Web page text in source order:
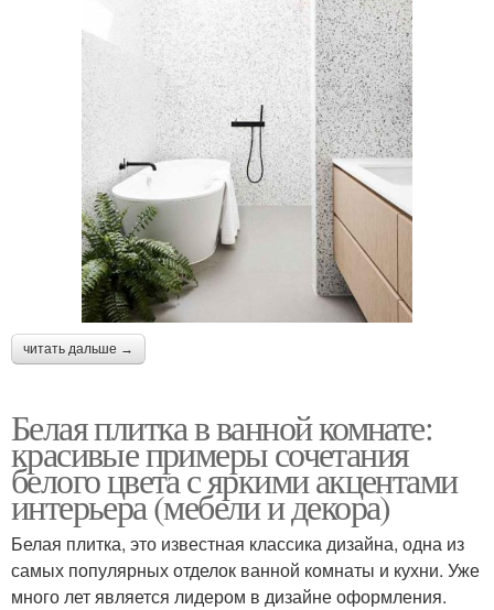
читать дальше →
Белая плитка в ванной комнате:
красивые примеры сочетания
белого цвета с яркими акцентами
интерьера (мебели и декора)
Белая плитка, это известная классика дизайна, одна из
самых популярных отделок ванной комнаты и кухни. Уже
много лет является лидером в дизайне оформления.